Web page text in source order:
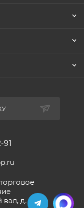
91
д. 5с1А'